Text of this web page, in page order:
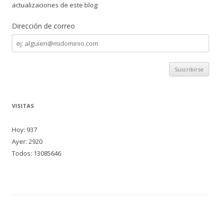
actualizaciones de este blog:
Dirección de correo
Dirección
de
correo
VISITAS
Hoy: 937
Ayer: 2920
Todos: 13085646